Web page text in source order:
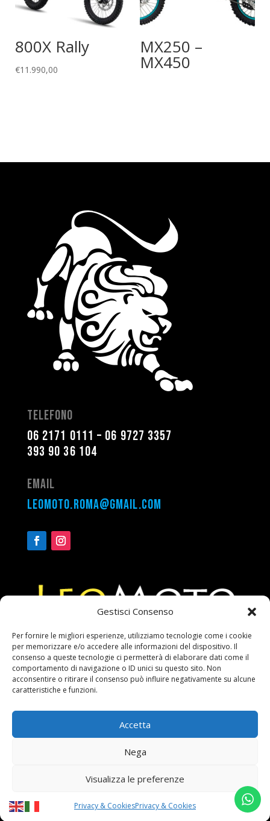
Gestisci Consenso
Per fornire le migliori esperienze, utilizziamo tecnologie come i cookie
per memorizzare e/o accedere alle informazioni del dispositivo. Il
consenso a queste tecnologie ci permetterà di elaborare dati come il
comportamento di navigazione o ID unici su questo sito. Non
acconsentire o ritirare il consenso può influire negativamente su alcune
caratteristiche e funzioni.
Accetta
Nega
Visualizza le preferenze
Privacy & CookiesPrivacy & Cookies
800X Rally
€11.990,00
MX250 –
MX450
Telefono
06 2171 0111 – 06 9727 3357
393 90 36 104
Email
leomoto.roma@gmail.com
Via Ugolino Cavalcabò 14 / 18
00176 Roma